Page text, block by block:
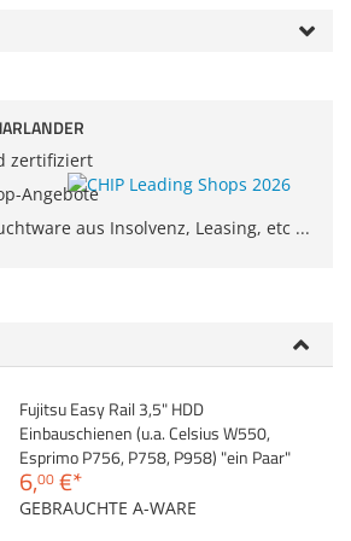
Merkzettel
zertifiziert
Angebote
aus Insolvenz, Leasing, etc ...
Fujitsu Easy Rail 3,5" HDD
Einbauschienen (u.a. Celsius W550,
Esprimo P756, P758, P958) "ein Paar"
6,00 €*
GEBRAUCHTE A-WARE